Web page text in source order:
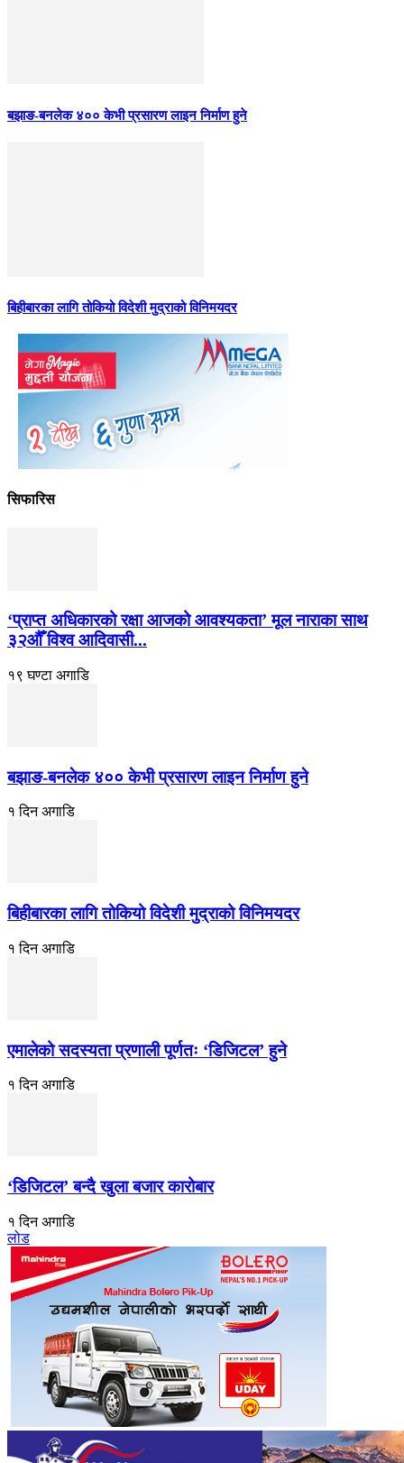
बझाङ-बनलेक ४०० केभी प्रसारण लाइन निर्माण हुने
बिहीबारका लागि तोकियो विदेशी मुद्राको विनिमयदर
सिफारिस
‘प्राप्त अधिकारको रक्षा आजको आवश्यकता’ मूल नाराका साथ
३२औँ विश्व आदिवासी...
१९ घण्टा अगाडि
बझाङ-बनलेक ४०० केभी प्रसारण लाइन निर्माण हुने
१ दिन अगाडि
बिहीबारका लागि तोकियो विदेशी मुद्राको विनिमयदर
१ दिन अगाडि
एमालेको सदस्यता प्रणाली पूर्णतः ‘डिजिटल’ हुने
१ दिन अगाडि
‘डिजिटल’ बन्दै खुला बजार कारोबार
१ दिन अगाडि
लोड